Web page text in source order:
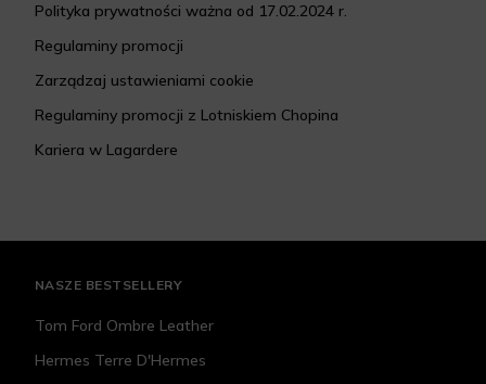
Polityka prywatności ważna od 17.02.2024 r.
Regulaminy promocji
Zarządzaj ustawieniami cookie
Regulaminy promocji z Lotniskiem Chopina
Kariera w Lagardere
NASZE BESTSELLERY
Tom Ford Ombre Leather
Hermes Terre D'Hermes